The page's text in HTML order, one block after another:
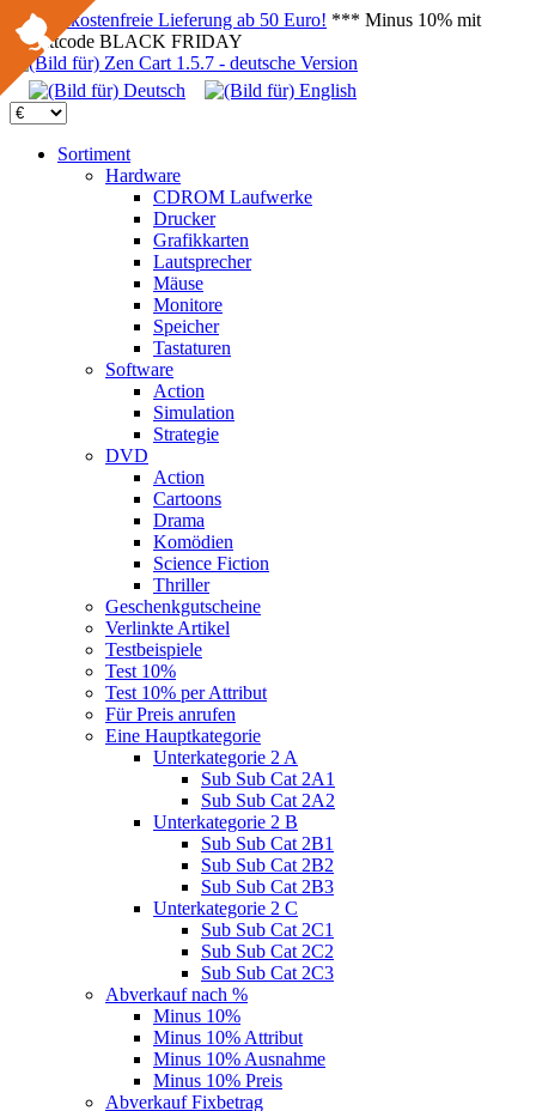
Versandkostenfreie Lieferung ab 50 Euro! *** Minus 10% mit
Rabattcode BLACK FRIDAY
Sortiment
Hardware
CDROM Laufwerke
Drucker
Grafikkarten
Lautsprecher
Mäuse
Monitore
Speicher
Tastaturen
Software
Action
Simulation
Strategie
DVD
Action
Cartoons
Drama
Komödien
Science Fiction
Thriller
Geschenkgutscheine
Verlinkte Artikel
Testbeispiele
Test 10%
Test 10% per Attribut
Für Preis anrufen
Eine Hauptkategorie
Unterkategorie 2 A
Sub Sub Cat 2A1
Sub Sub Cat 2A2
Unterkategorie 2 B
Sub Sub Cat 2B1
Sub Sub Cat 2B2
Sub Sub Cat 2B3
Unterkategorie 2 C
Sub Sub Cat 2C1
Sub Sub Cat 2C2
Sub Sub Cat 2C3
Abverkauf nach %
Minus 10%
Minus 10% Attribut
Minus 10% Ausnahme
Minus 10% Preis
Abverkauf Fixbetrag